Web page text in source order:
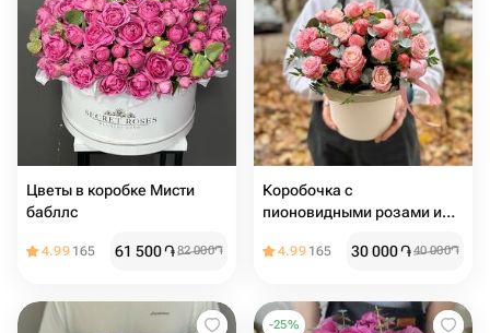
Цветы в коробке Мисти
бабллс
4.99 165 61 500֏82 000֏
Коробочка с
пионовидными розами и
4.99 165 30 000֏40 000֏
-25%